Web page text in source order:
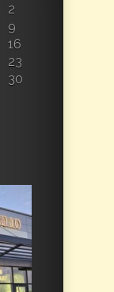
2
9
16
23
30